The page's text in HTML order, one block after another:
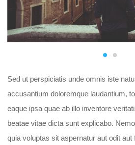
Sed ut perspiciatis unde omnis iste
accusantium doloremque laudantium,
eaque ipsa quae ab illo inventore
beatae vitae dicta sunt explicabo.
quia voluptas sit aspernatur aut odit aut